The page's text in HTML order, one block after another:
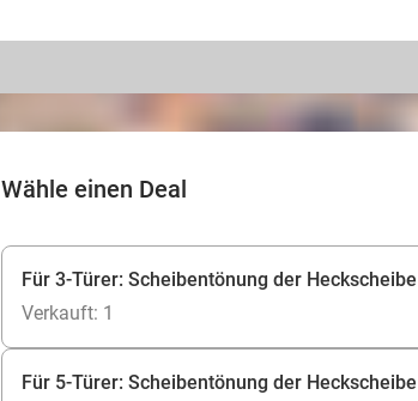
%,
Wähle einen Deal
Für 3-Türer: Scheibentönung der
Verkauft: 1
Für 5-Türer: Scheibentönung der